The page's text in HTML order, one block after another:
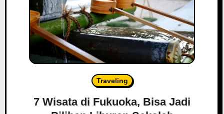
Traveling
7 Wisata di Fukuoka, Bisa Jadi